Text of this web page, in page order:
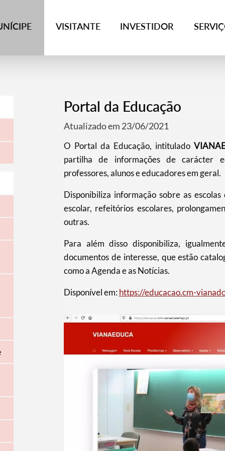
VISITANTE INVESTIDOR
Portal da Educação
Atualizado em 23/06/2021
O Portal da Educação, intitulado
partilha de informações de carácter
professores, alunos e educadores em geral.
Disponibiliza informação sobre as
escolar, refeitórios escolares,
outras.
Para além disso disponibiliza,
documentos de interesse, que estão
como a Agenda e as Notícias.
Disponível em: https://educacao.cm-